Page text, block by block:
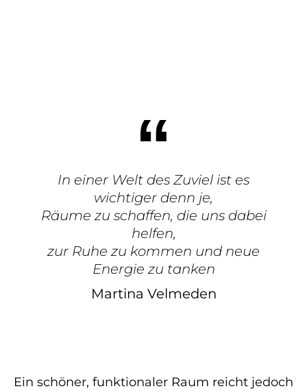
In einer Welt des Zuviel ist es
wichtiger denn je,
Räume zu schaffen, die uns dabei
helfen,
zur Ruhe zu kommen und neue
Energie zu tanken
Martina Velmeden
Ein schöner, funktionaler Raum reicht jedoch